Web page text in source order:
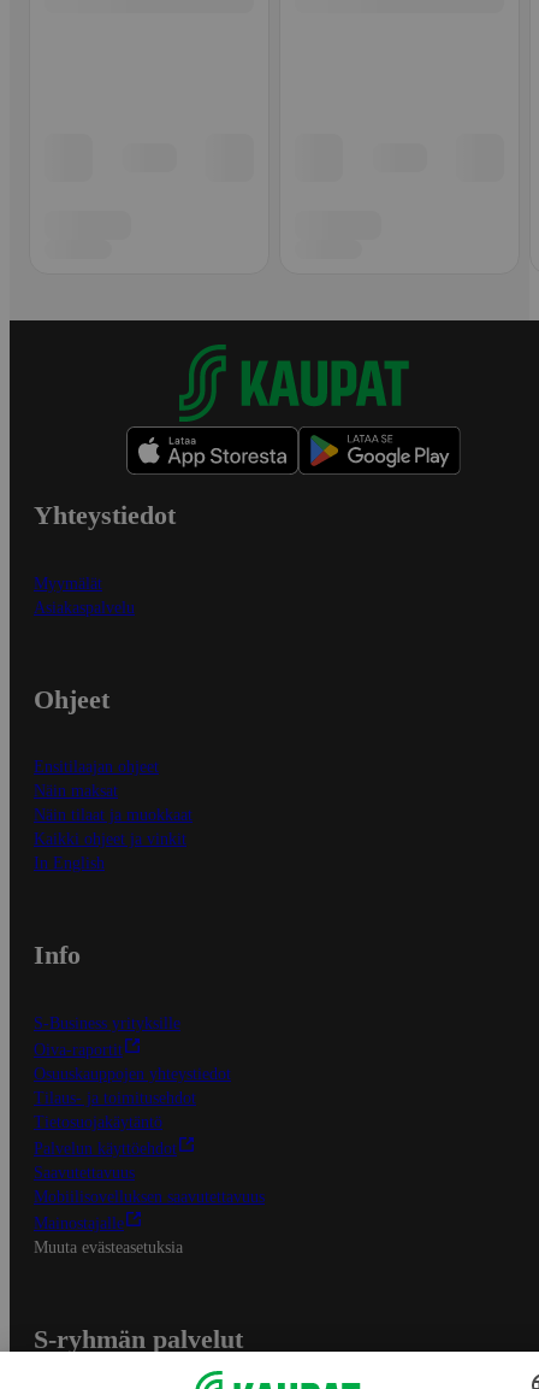
Yhteystiedot
Myymälät
Asiakaspalvelu
Ohjeet
Ensitilaajan ohjeet
Näin maksat
Näin tilaat ja muokkaat
Kaikki ohjeet ja vinkit
In English
Info
S-Business yrityksille
Oiva-raportit
Osuuskauppojen yhteystiedot
Tilaus- ja toimitusehdot
Tietosuojakäytäntö
Palvelun käyttöehdot
Saavutettavuus
Mobiilisovelluksen saavutettavuus
Mainostajalle
Muuta evästeasetuksia
S-ryhmän palvelut